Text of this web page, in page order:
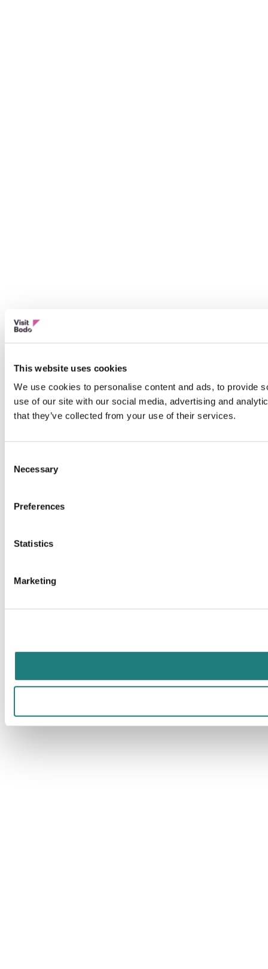
This website uses cookies
We use cookies to personalise content and ads, to provide
use of our site with our social media, advertising and
that they’ve collected from your use of their services.
Selection
Necessary
Preferences
Statistics
Marketing